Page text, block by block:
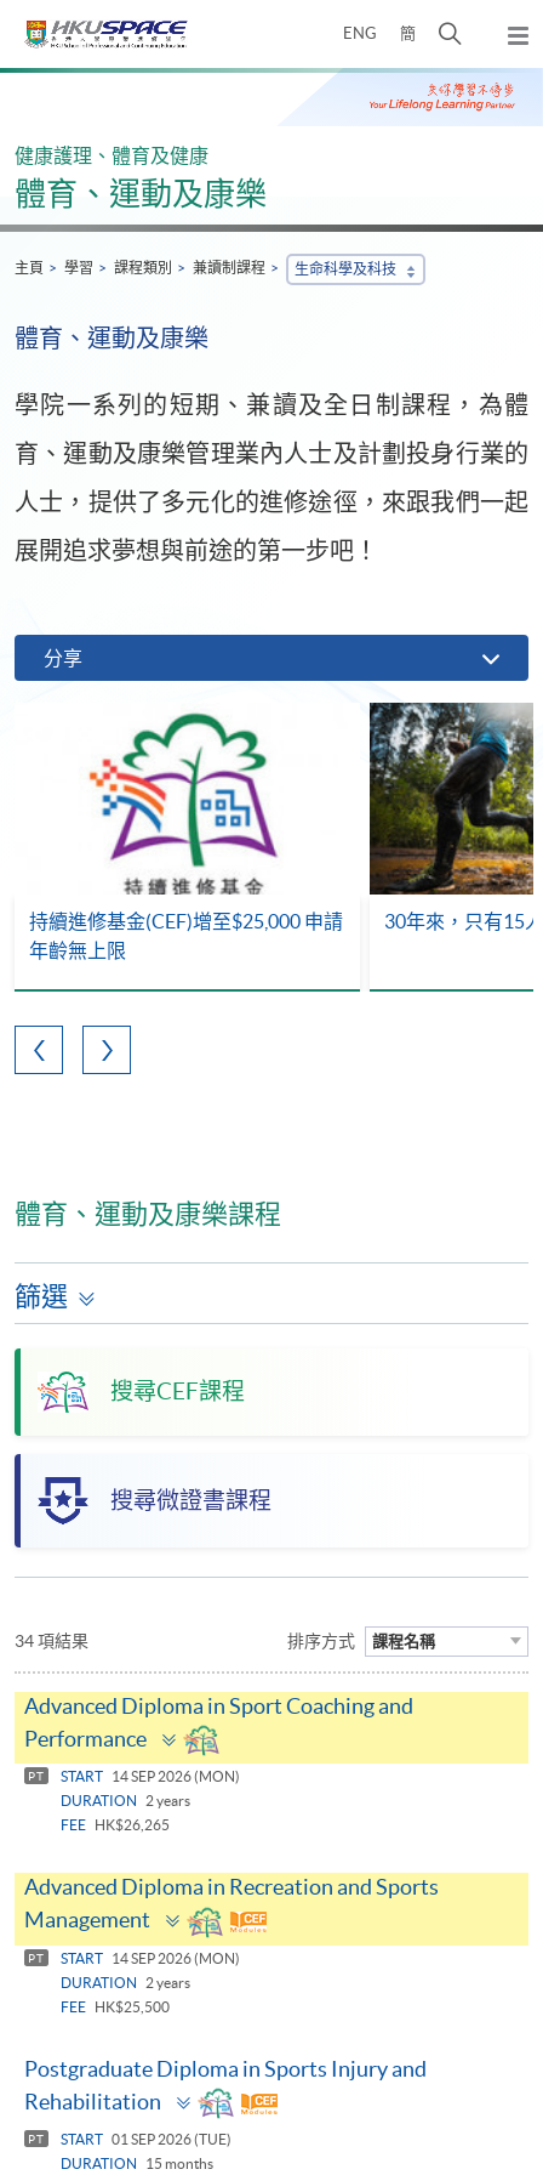
ENG 簡
開
搜
尋
彈
出
主
Main
健康護理、體育及健康
體育、運動及康樂
主頁 學習 課程類別 兼讀制課程 生命科學及科技
體育、運動及康樂
學院一系列的短期、兼讀及全日制課程，為體
育、運動及康樂管理業內人士及計劃投身行業的
人士，提供了多元化的進修途徑，來跟我們一起
展開追求夢想與前途的第一步吧！
分享
持續進修基金(CEF)增至$25,000 申請
年齡無上限
30年來，只有15
體育、運動及康樂課程
篩選
搜尋CEF課程
搜尋微證書課程
34 項結果 排序方式 課程名稱
Advanced Diploma in Sport Coaching and
Performance
Toggle
panel
PT START
14 SEP 2026 (MON)
DURATION
2 years
FEE
HK$26,265
Advanced Diploma in Recreation and Sports
Management
Toggle
panel
PT START
14 SEP 2026 (MON)
DURATION
2 years
FEE
HK$25,500
Postgraduate Diploma in Sports Injury and
Rehabilitation
Toggle
panel
PT START 01 SEP 2026 (TUE)
DURATION
15 months